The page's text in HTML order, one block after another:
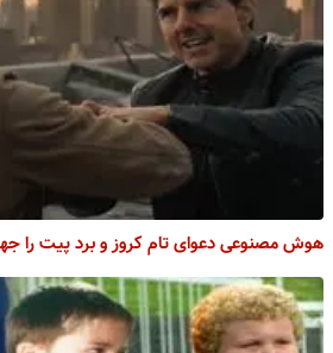
هوش مصنوعی دعوای تام کروز و برد پیت را